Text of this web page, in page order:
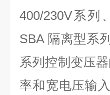
400/230V系列、
SBA 隔离型系列
系列控制变压
率和宽电压输